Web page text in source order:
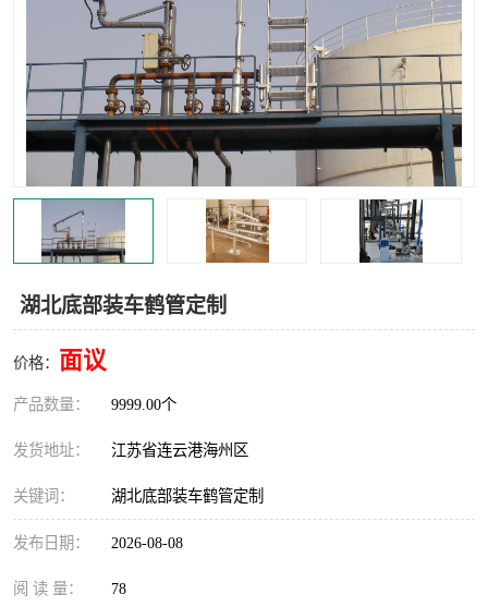
湖北底部装车鹤管定制
价格： 面议
产品数量： 9999.00个
发货地址： 江苏省连云港海州区
关键词： 湖北底部装车鹤管定制
发布日期： 2026-08-08
阅 读 量： 78
输油臂
紧急脱离干式接头 火车鹤管
汽车鹤管 顶部鹤管
底部鹤管 低温鹤管
浮动出油装置 鹤管
车臂